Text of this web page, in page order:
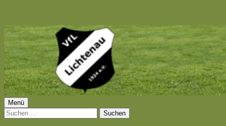
Springe
zum
Inhalt
VfL Lichtenau 1924 e.V.
Primäres
Menü
Menü
Suchen
nach: